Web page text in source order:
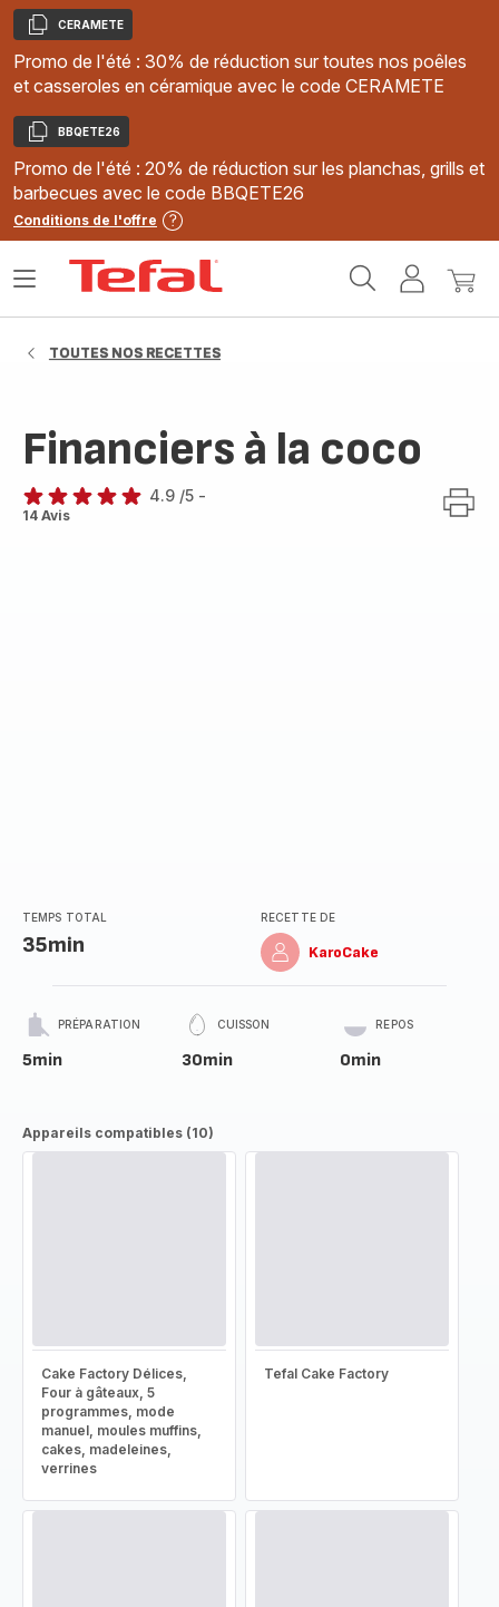
Copier
CERAMETE
Promo de l'été : 30% de réduction sur toutes nos poêles
et casseroles en céramique avec le code CERAMETE
Copier
BBQETE26
Promo de l'été : 20% de réduction sur les planchas, grills et
barbecues avec le code BBQETE26
Conditions de l'offre
MonMon
Ouvrir
TOUTES NOS RECETTES
Financiers à la coco
ratings.4.9
4.9 /5 -
14 Avis
TEMPS TOTAL
35min
RECETTE DE
KaroCake
PRÉPARATION
5min
CUISSON
30min
REPOS
0min
Appareils compatibles (10)
Cake Factory Délices,
Four à gâteaux, 5
programmes, mode
manuel, moules muffins,
cakes, madeleines,
verrines
Tefal Cake Factory